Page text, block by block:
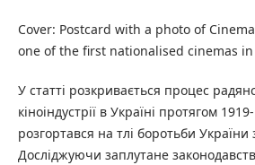
Cover: Postcard with a photo of
one of the first nationalised cinemas in
У статті розкривається процес
кіноіндустрії в Україні протягом
розгортався на тлі боротьби України
Досліджуючи заплутане